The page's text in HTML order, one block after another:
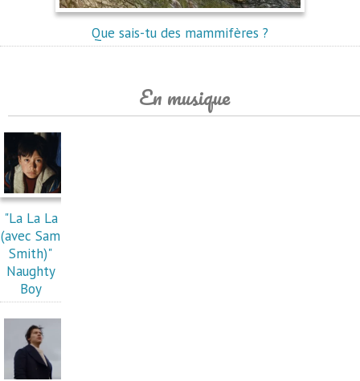
Que sais-tu des mammifères ?
En musique
"La La La
(avec Sam
Smith)"
Naughty
Boy